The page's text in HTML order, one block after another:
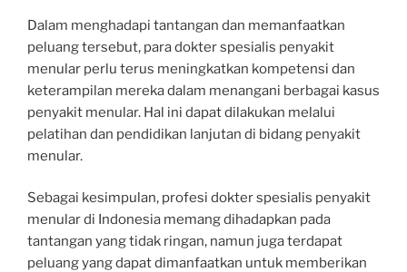
Dalam menghadapi tantangan dan memanfaatkan
peluang tersebut, para dokter spesialis penyakit
menular perlu terus meningkatkan kompetensi dan
keterampilan mereka dalam menangani berbagai kasus
penyakit menular. Hal ini dapat dilakukan melalui
pelatihan dan pendidikan lanjutan di bidang penyakit
menular.
Sebagai kesimpulan, profesi dokter spesialis penyakit
menular di Indonesia memang dihadapkan pada
tantangan yang tidak ringan, namun juga terdapat
peluang yang dapat dimanfaatkan untuk memberikan